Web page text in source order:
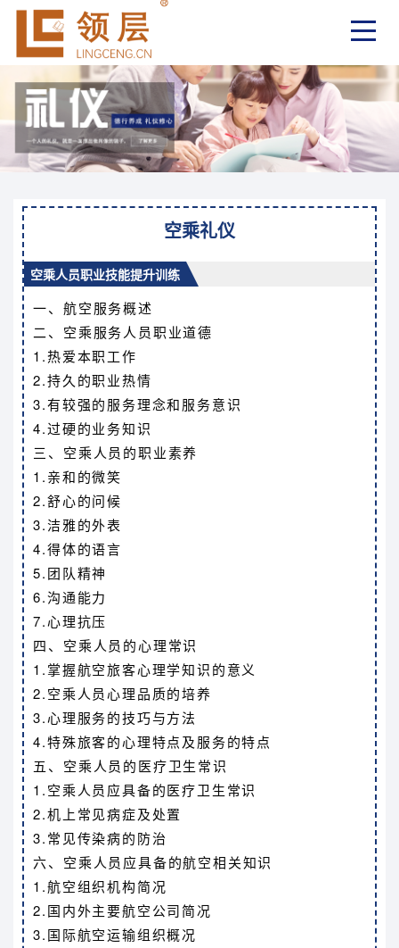
空乘礼仪
空乘人员职业技能提升训练
一、航空服务概述
二、空乘服务人员职业道德
1.热爱本职工作
2.持久的职业热情
3.有较强的服务理念和服务意识
4.过硬的业务知识
三、空乘人员的职业素养
1.亲和的微笑
2.舒心的问候
3.洁雅的外表
4.得体的语言
5.团队精神
6.沟通能力
7.心理抗压
四、空乘人员的心理常识
1.掌握航空旅客心理学知识的意义
2.空乘人员心理品质的培养
3.心理服务的技巧与方法
4.特殊旅客的心理特点及服务的特点
五、空乘人员的医疗卫生常识
1.空乘人员应具备的医疗卫生常识
2.机上常见病症及处置
3.常见传染病的防治
六、空乘人员应具备的航空相关知识
1.航空组织机构简况
2.国内外主要航空公司简况
3.国际航空运输组织概况